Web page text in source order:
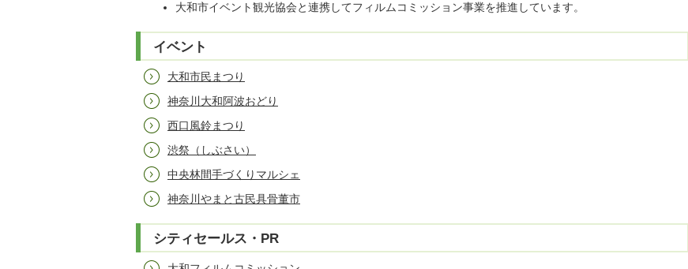
大和市イベント観光協会と連携してフィルムコミッション事業を推進しています。
イベント
大和市民まつり
神奈川大和阿波おどり
西口風鈴まつり
渋祭（しぶさい）
中央林間手づくりマルシェ
神奈川やまと古民具骨董市
シティセールス・PR